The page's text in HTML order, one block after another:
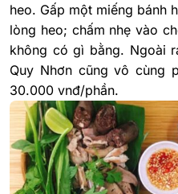
heo. Gấp một miếng bánh
lòng heo; chấm nhẹ vào
không có gì bằng. Ngoài
Quy Nhơn cũng vô cùng
30.000 vnđ/phần.